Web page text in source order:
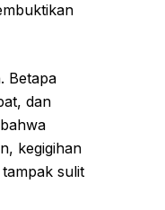
Betapa
dan
kegigihan
sulit